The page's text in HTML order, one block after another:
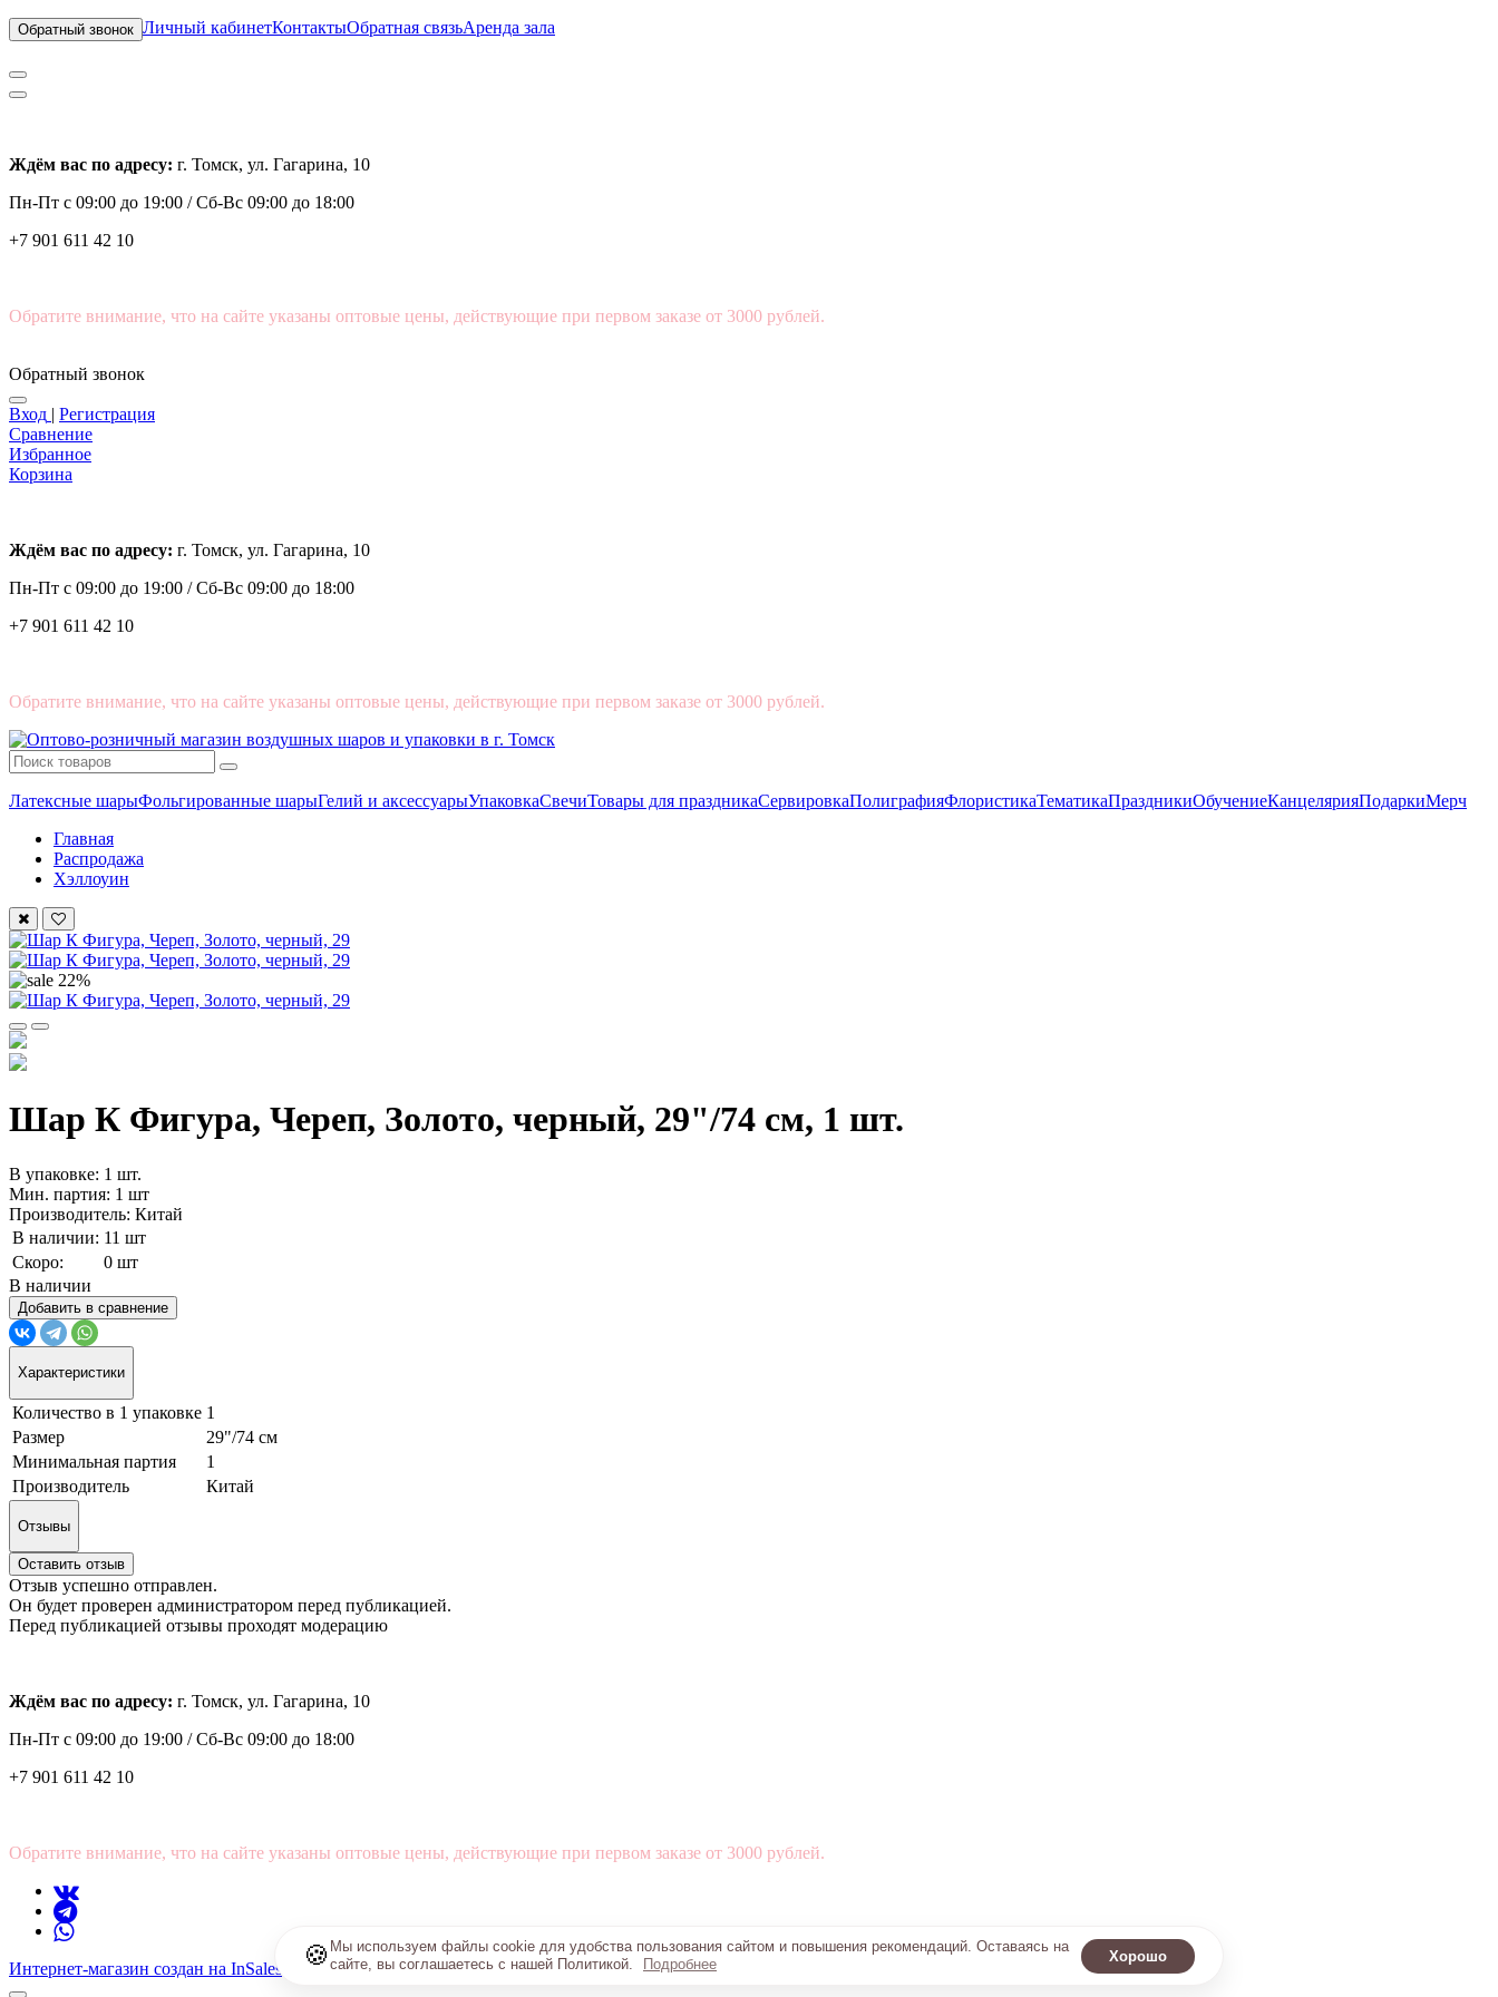
Обратный звонок Личный кабинетКонтактыОбратная связьАренда зала
Ждём вас по адресу: г. Томск, ул. Гагарина, 10
Пн-Пт с 09:00 до 19:00 /Сб-Вс 09:00 до 18:00
+7 901 611 42 10
Обратите внимание, что на сайте указаны оптовые цены, действующие при первом заказе от 3000 рублей.
Обратный звонок
Вход | Регистрация
Сравнение
Избранное
Корзина
Ждём вас по адресу: г. Томск, ул. Гагарина, 10
Пн-Пт с 09:00 до 19:00 /Сб-Вс 09:00 до 18:00
+7 901 611 42 10
Обратите внимание, что на сайте указаны оптовые цены, действующие при первом заказе от 3000 рублей.
Латексные шарыФольгированные шарыГелий и аксессуарыУпаковкаСвечиТовары для праздникаСервировкаПолиграфияФлористикаТематикаПраздникиОбучениеКанцелярияПодаркиМерч
Главная
Распродажа
Хэллоуин
22%
Шар К Фигура, Череп, Золото, черный, 29"/74 см, 1 шт.
В упаковке: 1 шт.
Мин. партия: 1 шт
Производитель: Китай
В наличии: 11 шт
Скоро:
0 шт
В наличии
Добавить в сравнение
Характеристики
Количество в 1 упаковке 1
Размер
29"/74 см
Минимальная партия
1
Производитель
Китай
Отзывы
Оставить отзыв
Отзыв успешно отправлен.
Он будет проверен администратором перед публикацией.
Перед публикацией отзывы проходят модерацию
Ждём вас по адресу: г. Томск, ул. Гагарина, 10
Пн-Пт с 09:00 до 19:00 /Сб-Вс 09:00 до 18:00
+7 901 611 42 10
Обратите внимание, что на сайте указаны оптовые цены, действующие при первом заказе от 3000 рублей.
Интернет-магазин создан на InSales 🍪 Мы используем файлы cookie для удобства пользования сайтом и повышения рекомендаций. Оставаясь на
сайте, вы соглашаетесь с нашей Политикой.
Подробнее Хорошо